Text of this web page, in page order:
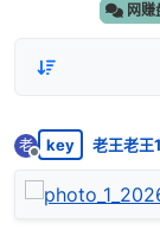
网赚
老
离线
key 老王老王